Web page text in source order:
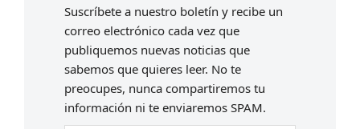
Suscríbete a nuestro boletín y recibe un
correo electrónico cada vez que
publiquemos nuevas noticias que
sabemos que quieres leer. No te
preocupes, nunca compartiremos tu
información ni te enviaremos SPAM.